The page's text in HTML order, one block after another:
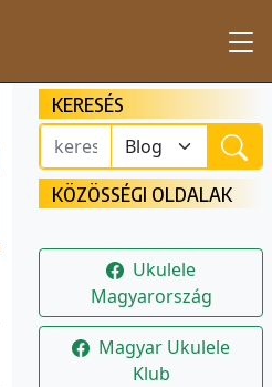
KERESÉS
KÖZÖSSÉGI OLDALAK
Ukulele
Magyarország
Magyar Ukulele
Klub